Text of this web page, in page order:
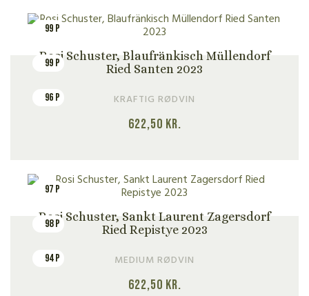
99 P
99 P
96 P
Rosi Schuster, Blaufränkisch Müllendorf
Ried Santen 2023
KRAFTIG RØDVIN
622,50 kr.
97 P
98 P
94 P
Rosi Schuster, Sankt Laurent Zagersdorf
Ried Repistye 2023
MEDIUM RØDVIN
622,50 kr.